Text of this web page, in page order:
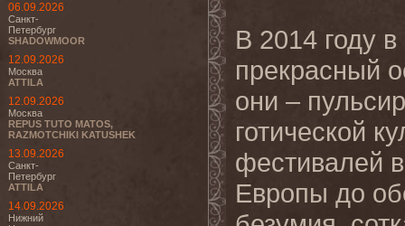
06.09.2026
Санкт-
Петербург
SHADOWMOOR
12.09.2026
Москва
ATTILA
12.09.2026
Москва
REPUS TUTO MATOS,
RAZMOTCHIKI KATUSHEK
13.09.2026
Санкт-
Петербург
ATTILA
14.09.2026
Нижний
В 2014 году
прекрасный
они –
готической
фестивалей
Европы до